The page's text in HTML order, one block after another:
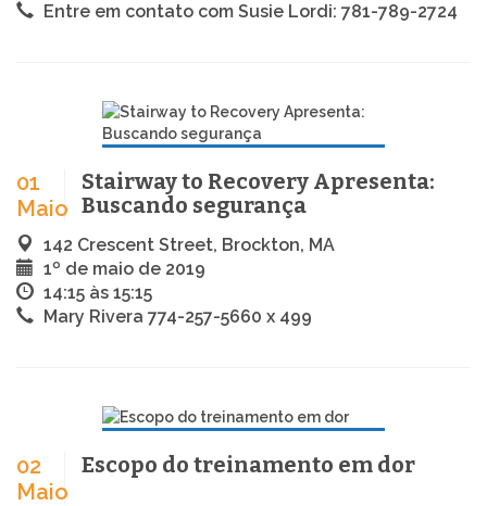
Entre em contato com Susie Lordi: 781-789-2724
01
Maio
Stairway to Recovery Apresenta:
Buscando segurança
142 Crescent Street, Brockton, MA
1º de maio de 2019
14:15 às 15:15
Mary Rivera 774-257-5660 x 499
02
Maio
Escopo do treinamento em dor